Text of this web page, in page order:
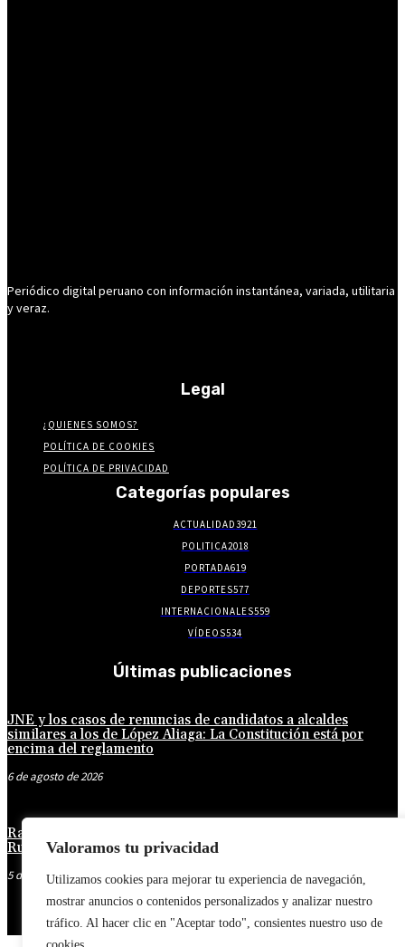
Valoramos tu privacidad
Utilizamos cookies para mejorar tu experiencia de navegación,
mostrar anuncios o contenidos personalizados y analizar nuestro
tráfico. Al hacer clic en "Aceptar todo", consientes nuestro uso de
Periódico digital peruano con información instantánea, variada, utilitaria
y veraz.
Legal
¿QUIENES SOMOS?
POLÍTICA DE COOKIES
POLÍTICA DE PRIVACIDAD
Categorías populares
ACTUALIDAD3921
POLITICA2018
PORTADA619
DEPORTES577
INTERNACIONALES559
VÍDEOS534
Últimas publicaciones
JNE y los casos de renuncias de candidatos a alcaldes
similares a los de López Aliaga: La Constitución está por
encima del reglamento
6 de agosto de 2026
Rafael López Aliaga recibe sin rubor la renuncia de Luis
Rubio a la candidatura a la alcaldía de Lima
5 de agosto de 2026